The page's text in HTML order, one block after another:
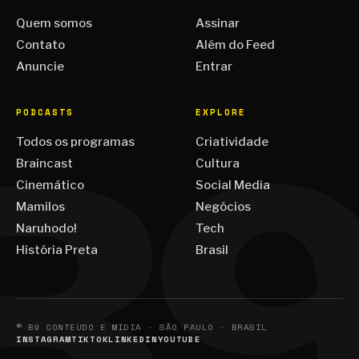
Quem somos
Contato
Anuncie
Assinar
Além do Feed
Entrar
PODCASTS
Todos os programas
Braincast
Cinemático
Mamilos
Naruhodo!
História Preta
EXPLORE
Criatividade
Cultura
Social Media
Negócios
Tech
Brasil
© B9 CONTEÚDO E MÍDIA · SÃO PAULO · BRASIL
INSTAGRAMTIKTOKLINKEDINYOUTUBE